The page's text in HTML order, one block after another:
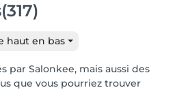
(317)
haut en bas
par Salonkee, mais aussi des
que vous pourriez trouver